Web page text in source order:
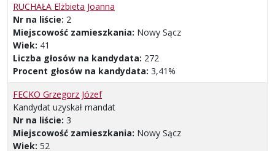
RUCHAŁA Elżbieta Joanna
Nr na liście: 2
Miejscowość zamieszkania: Nowy Sącz
Wiek: 41
Liczba głosów na kandydata: 272
Procent głosów na kandydata: 3,41%
FECKO Grzegorz Józef
Kandydat uzyskał mandat
Nr na liście: 3
Miejscowość zamieszkania: Nowy Sącz
Wiek: 52